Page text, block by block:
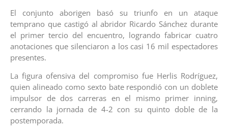
El conjunto aborigen basó su triunfo en un ataque
temprano que castigó al abridor Ricardo Sánchez durante
el primer tercio del encuentro, logrando fabricar cuatro
anotaciones que silenciaron a los casi 16 mil espectadores
presentes.
La figura ofensiva del compromiso fue Herlis Rodríguez,
quien alineado como sexto bate respondió con un doblete
impulsor de dos carreras en el mismo primer inning,
cerrando la jornada de 4-2 con su quinto doble de la
postemporada.